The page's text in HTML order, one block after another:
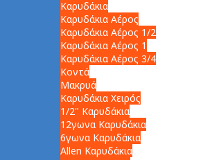
Καρυδάκια
Καρυδάκια Αέρος
Καρυδάκια Αέρος 1/2
Καρυδάκια Αέρος 1
Καρυδάκια Αέρος 3/4
Κοντά
Μακρυά
Καρυδάκια Χειρός
1/2" Καρυδάκια
12γωνα Καρυδάκια
6γωνα Καρυδάκια
Allen Καρυδάκια